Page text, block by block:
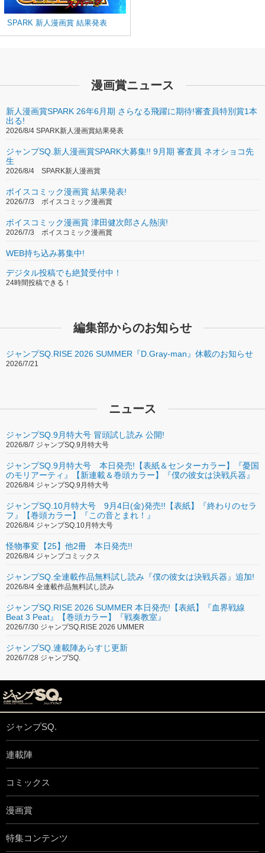
SPARK 新人漫画賞 結果発表
漫画賞ニュース
新人漫画賞SPARK 26年6月期 さらなる飛躍に期待!審査員特別賞1本
出る!
2026/8/4 SPARK新人漫画賞結果発表
ジャンプSQ.新人漫画賞SPARK大募集!! 9月期 審査員 ネオショコ先
生
2026/8/4 SPARK新人漫画賞
ボイスコミック漫画賞 結果発表!
2026/7/3 ボイスコミック漫画賞
ボイスコミック漫画賞 津田健次郎さん熱演!
2026/7/3 ボイスコミック漫画賞
WEB持ち込み募集中!
デジタル投稿でも絶賛受付中！
24時間投稿できる！
編集部からのお知らせ
ジャンプSQ.RISE 2026 SUMMER『D.Gray-man』休載のお知らせ
2026/7/21
ニュース
ジャンプSQ.9月特大号 冒頭試し読み 公開!
2026/8/7 ジャンプSQ.9月特大号
ジャンプSQ.9月特大号 本日発売!【表紙＆センターカラー】『憂国
のモリアーティ』【新連載＆巻頭カラー】『僕の彼女は決戦兵器』
2026/8/4 ジャンプSQ.9月特大号
ジャンプSQ.10月特大号 9月4日(金)発売!!【表紙】『終わりのセラ
フ』【巻頭カラー】『この音とまれ！』
2026/8/4 ジャンプSQ.10月特大号
怪物事変【25】他2冊 本日発売!!
2026/8/4 ジャンプコミックス
ジャンプSQ.全連載作品無料試し読み『僕の彼女は決戦兵器』追加!
2026/8/4 全連載作品無料試し読み
ジャンプSQ.RISE 2026 SUMMER 本日発売!【表紙】『血界戦線
Beat 3 Peat』【巻頭カラー】『戦奏教室』
2026/7/30 ジャンプSQ.RISE 2026 UMMER
ジャンプSQ.連載陣あらすじ更新
2026/7/28 ジャンプSQ.
ジャンプSQ.
連載陣
コミックス
漫画賞
特集コンテンツ